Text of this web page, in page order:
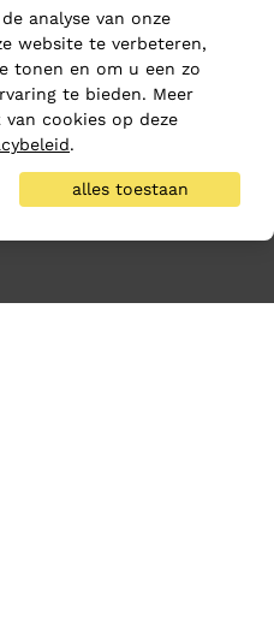
analyse van onze
website te verbeteren,
tonen en om u een zo
te bieden. Meer
cookies op deze
.
alles toestaan